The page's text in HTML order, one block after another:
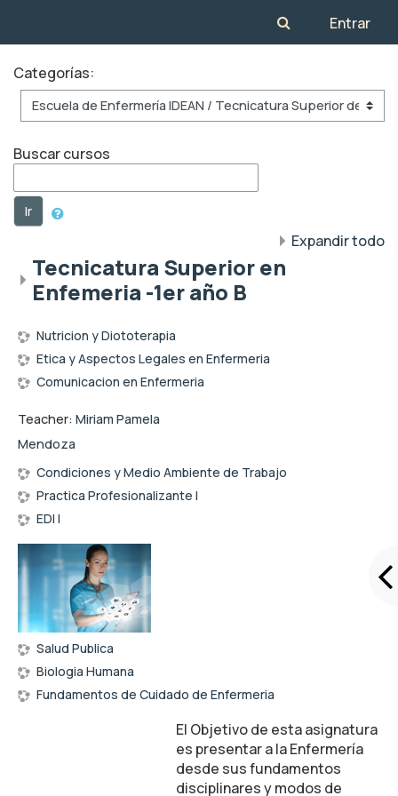
Toggle search
Entrar
Categorías:
Buscar cursos
Ir
Expandir todo
Tecnicatura Superior en
Enfemeria -1er año B
Nutricion y Diototerapia
Etica y Aspectos Legales en Enfermeria
Comunicacion en Enfermeria
Teacher: Miriam Pamela
Mendoza
Condiciones y Medio Ambiente de Trabajo
Practica Profesionalizante I
EDI I
Salud Publica
Biologia Humana
Fundamentos de Cuidado de Enfermeria
El Objetivo de esta asignatura
es presentar a la Enfermería
desde sus fundamentos
disciplinares y modos de